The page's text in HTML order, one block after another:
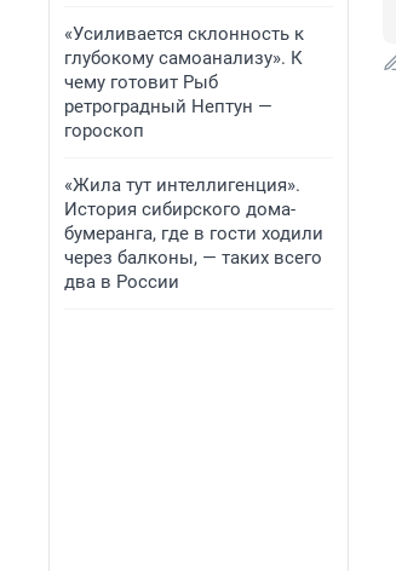
«Усиливается склонность к
глубокому самоанализу». К
чему готовит Рыб
ретроградный Нептун —
гороскоп
«Жила тут интеллигенция».
История сибирского дома-
бумеранга, где в гости ходили
через балконы, — таких всего
два в России